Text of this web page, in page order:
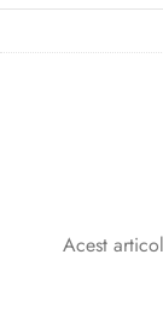
Acest